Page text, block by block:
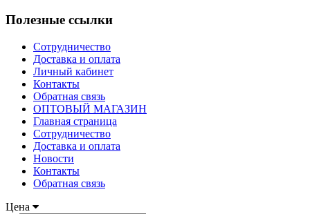
Полезные ссылки
Сотрудничество
Доставка и оплата
Личный кабинет
Контакты
Обратная связь
ОПТОВЫЙ МАГАЗИН
Главная страница
Сотрудничество
Доставка и оплата
Новости
Контакты
Обратная связь
Цена